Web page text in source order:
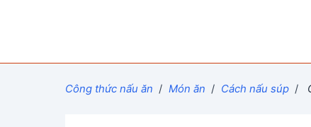
Công thức nấu ăn / Món ăn / Cách nấu súp /